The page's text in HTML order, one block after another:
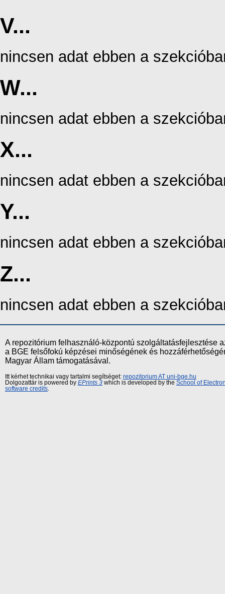
V...
nincsen adat ebben a
W...
nincsen adat ebben a
X...
nincsen adat ebben a
Y...
nincsen adat ebben a
Z...
nincsen adat ebben a
A repozitórium felhasználó-központú szolgáltatásfejlesztése
a BGE felsőfokú képzései minőségének és
Magyar Állam támogatásával.
Itt kérhet technikai vagy tartalmi segítséget: repozitorium AT uni-bge.hu
Dolgozattár is powered by EPrints 3 which is developed by the School of
software credits